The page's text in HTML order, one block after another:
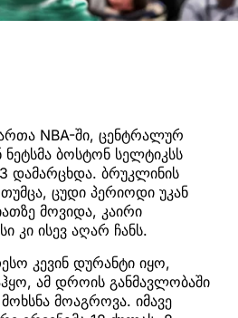
NBA-ში, ცენტრალურ
ბოსტონ სელტიკსს
დამარცხდა. ბრუკლინის
ცუდი პერიოდი უკან
მოვიდა, კაირი
კი ისევ აღარ ჩანს.
კევინ დურანტი იყო,
ამ დროის განმავლობაში
მოაგროვა. იმავე